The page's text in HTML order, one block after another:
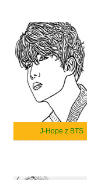
J-Hope z BTS